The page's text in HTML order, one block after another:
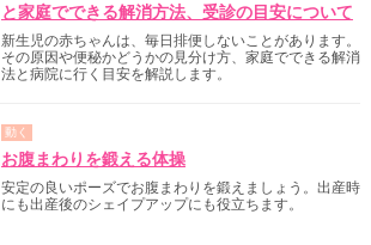
と家庭でできる解消方法、受診の目安について
新生児の赤ちゃんは、毎日排便しないことがあります。
その原因や便秘かどうかの見分け方、家庭でできる解消
法と病院に行く目安を解説します。
動く
お腹まわりを鍛える体操
安定の良いポーズでお腹まわりを鍛えましょう。出産時
にも出産後のシェイプアップにも役立ちます。